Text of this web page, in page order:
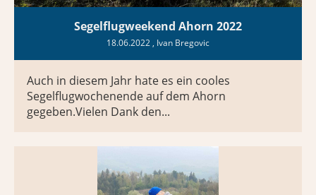
Segelflugweekend Ahorn 2022
18.06.2022 , Ivan Bregovic
Auch in diesem Jahr hate es ein cooles
Segelflugwochenende auf dem Ahorn
gegeben.Vielen Dank den...